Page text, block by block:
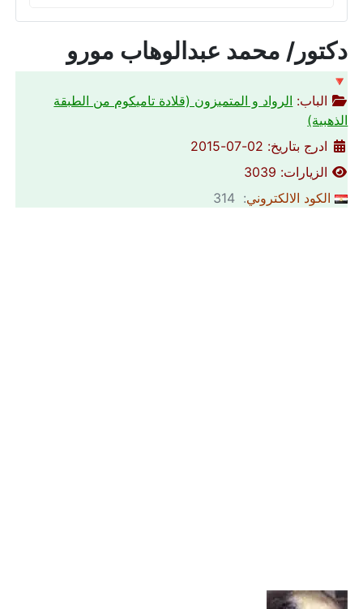
دكتور/ محمد عبدالوهاب مورو
🔻
الباب: الرواد و المتميزون (قلادة تاميكوم من الطبقة
الذهبية)
ادرج بتاريخ: 02-07-2015
الزيارات: 3039
الكود الالكتروني: 314